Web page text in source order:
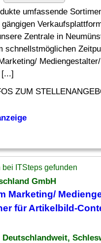
umfassende
Zentrale in
schnellstmöglichen
Mediengestalter/
ZUM
bei ITSteps gefunden
GmbH
Marketing/
für Artikelbild-
Deutschlandweit,